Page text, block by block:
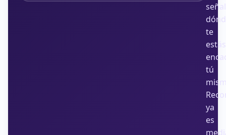
te
estás
tú
ya
es